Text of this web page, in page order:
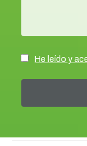
He leído y